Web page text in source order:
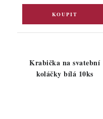
Krabička na svatební
koláčky bílá 10ks